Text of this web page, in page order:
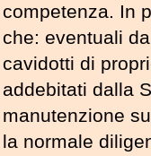
competenza. In
che: eventuali
cavidotti di
addebitati dalla
manutenzione
la normale